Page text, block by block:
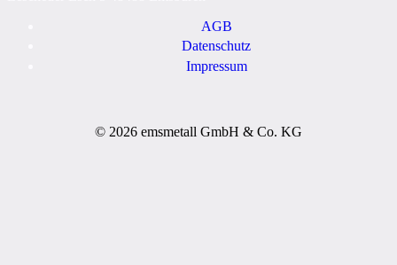
AGB
Datenschutz
Impressum
© 2026 emsmetall GmbH & Co. KG